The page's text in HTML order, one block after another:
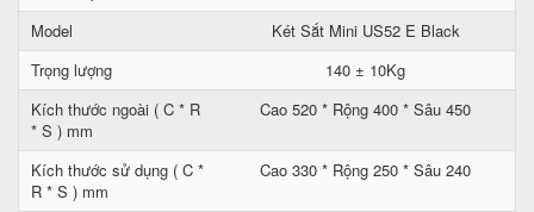
Model
Két Sắt Mini US52 E Black
Trọng lượng
140 ± 10Kg
Kích thước ngoài ( C * R
* S ) mm
Cao 520 * Rộng 400 * Sâu 450
Kích thước sử dụng ( C *
R * S ) mm
Cao 330 * Rộng 250 * Sâu 240